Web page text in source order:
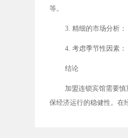
等。
3. 精细的市场分析
4. 考虑季节性因素
结论
加盟连锁宾馆需要
保经济运行的稳健性。在